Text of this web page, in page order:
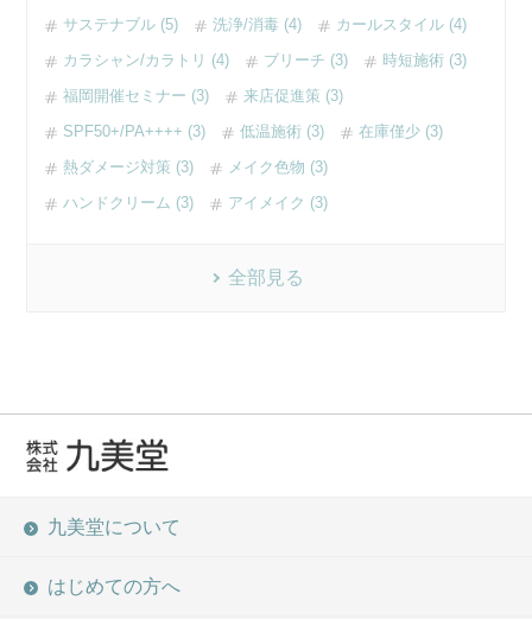
サステナブル (5)
洗浄/消毒 (4)
カールスタイル (4)
カラシャン/カラトリ (4)
ブリーチ (3)
時短施術 (3)
福岡開催セミナー (3)
来店促進策 (3)
SPF50+/PA++++ (3)
低温施術 (3)
在庫僅少 (3)
熱ダメージ対策 (3)
メイク色物 (3)
ハンドクリーム (3)
アイメイク (3)
全部見る
九美堂について
はじめての方へ